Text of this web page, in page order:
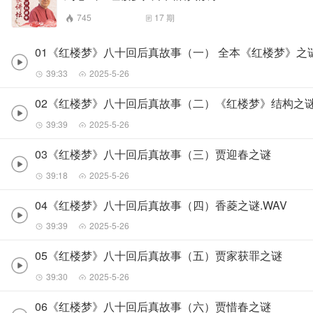
745 17期
01《红楼梦》八十回后真故事（一） 全本《红楼梦》之
39:33 2025-5-26
02《红楼梦》八十回后真故事（二）《红楼梦》结构之
39:39 2025-5-26
03《红楼梦》八十回后真故事（三）贾迎春之谜
39:18 2025-5-26
04《红楼梦》八十回后真故事（四）香菱之谜.WAV
39:39 2025-5-26
05《红楼梦》八十回后真故事（五）贾家获罪之谜
39:30 2025-5-26
06《红楼梦》八十回后真故事（六）贾惜春之谜